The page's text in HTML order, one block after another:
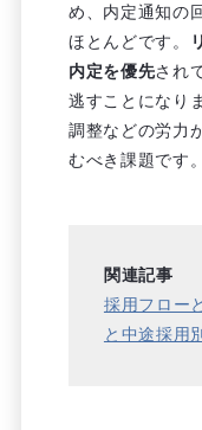
め、内定通知の
ほとんどです。
内定を優先され
逃すことになり
調整などの労力
むべき課題です。
関連記事
採用フロー
と中途採用